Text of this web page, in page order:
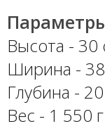
Высота - 30
Ширина -
Глубина -
Вес - 1 550 г